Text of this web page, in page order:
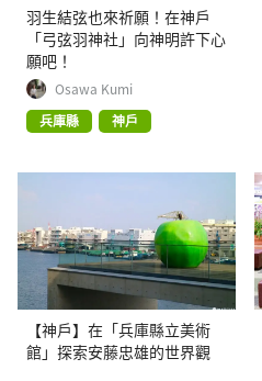
羽生結弦也來祈願！在神戶
「弓弦羽神社」向神明許下心
願吧！
Osawa Kumi
兵庫縣
神戶
【神戶】在「兵庫縣立美術
館」探索安藤忠雄的世界觀